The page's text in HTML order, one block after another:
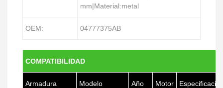
mm|Material:metal
OEM: 04777375AB
COMPATIBILIDAD
Armadura Modelo Año Motor